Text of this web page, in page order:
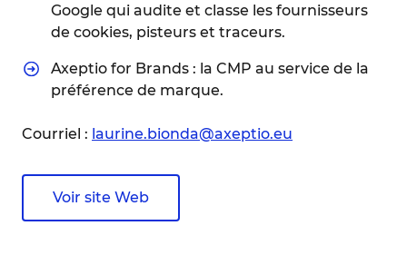
Google qui audite et classe les fournisseurs
de cookies, pisteurs et traceurs.
Axeptio for Brands : la CMP au service de la
préférence de marque.
Courriel : laurine.bionda@axeptio.eu
Voir site Web